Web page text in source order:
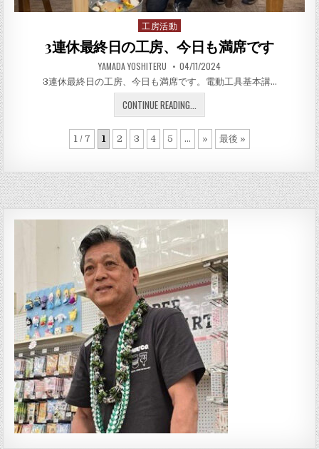
Posted in
工房活動
3連休最終日の工房、今日も満席です
AUTHOR:
YAMADA YOSHITERU PUBLISHED DATE:
04/11/2024
3連休最終日の工房、今日も満席です。電動工具基本講…
CONTINUE READING... 3連休最終日の工房、今日も
1 / 7 1 2 3 4 5 ... » 最後 »